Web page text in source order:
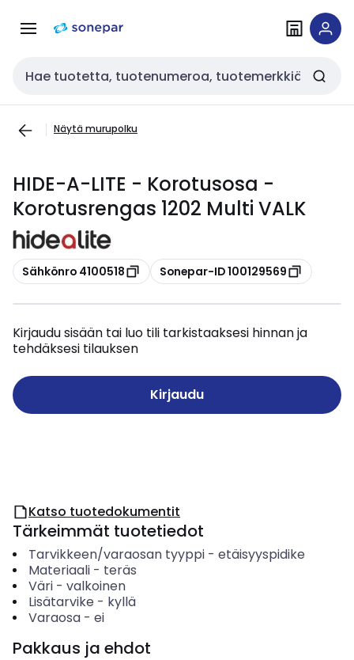
navigointiinsisältöön
Haku
Näytä murupolku
HIDE-A-LITE - Korotusosa -
Korotusrengas 1202 Multi VALK
Kopioi
Sähkönro 4100518 Kopioi
Sonepar-ID 100129569
Kirjaudu sisään tai luo tili tarkistaaksesi hinnan ja
tehdäksesi tilauksen
Kirjaudu
Katso tuotedokumentit
Tärkeimmät tuotetiedot
Tarvikkeen/varaosan tyyppi- etäisyyspidike
Materiaali- teräs
Väri- valkoinen
Lisätarvike - kyllä
Varaosa- ei
Pakkaus ja ehdot